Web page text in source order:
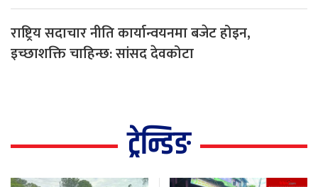
राष्ट्रिय सदाचार नीति कार्यान्वयनमा बजेट होइन,
इच्छाशक्ति चाहिन्छ: सांसद देवकोटा
ट्रेन्डिङ